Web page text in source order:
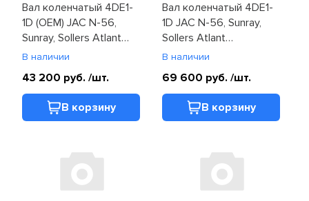
Вал коленчатый 4DE1-
1D (OEM) JAC N-56,
Sunray, Sollers Atlant
(1005010FE030)
В наличии
43 200 руб. /шт.
В корзину
Вал коленчатый 4DE1-
1D JAC N-56, Sunray,
Sollers Atlant
(1005010FE030)
В наличии
69 600 руб. /шт.
В корзину